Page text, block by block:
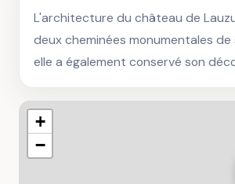
L'architecture du château de
deux cheminées monumentales
elle a également conservé son
+
−